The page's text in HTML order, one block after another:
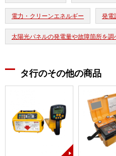
電力・クリーンエネルギー 発電
太陽光パネルの発電量や故障箇所を調
タ行のその他の商品